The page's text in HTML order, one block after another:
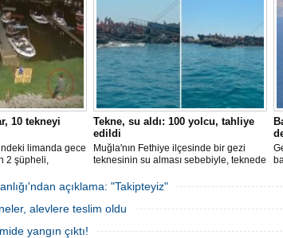
10 tekneyi
limanda gece
2 şüpheli,
ihbarıyla
Tekne, su aldı: 100 yolcu, tahliye
edildi
Muğla'nın Fethiye ilçesinde bir gezi
teknesinin su alması sebebiyle, teknede
teknenin batmaması için bölgede
kurtarma çalışması başlatıldı.
açıklama: "Takipteyiz"
alevlere teslim oldu
yangın çıktı!